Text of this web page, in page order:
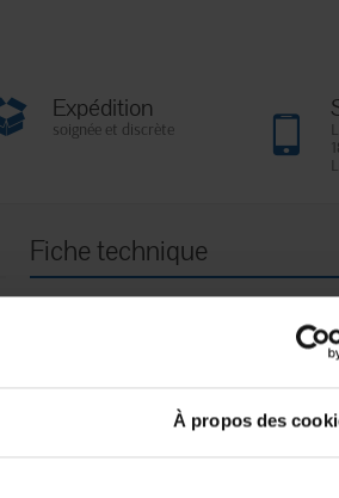
À propos des
Expédition
soignée et discrète
Fiche technique
type (emballage)